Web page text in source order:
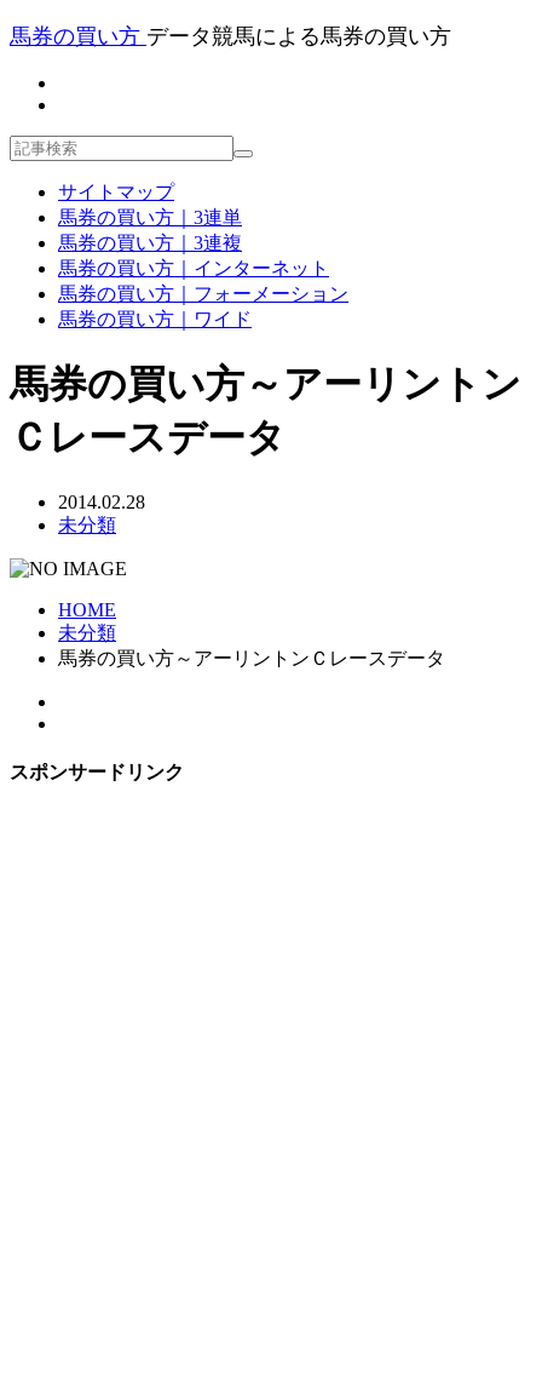
馬券の買い方 データ競馬による馬券の買い方
サイトマップ
馬券の買い方｜3連単
馬券の買い方｜3連複
馬券の買い方｜インターネット
馬券の買い方｜フォーメーション
馬券の買い方｜ワイド
馬券の買い方～アーリントン
Ｃレースデータ
2014.02.28
未分類
HOME
未分類
馬券の買い方～アーリントンＣレースデータ
スポンサードリンク